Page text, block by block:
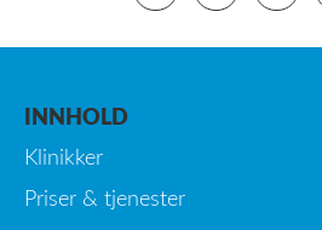
INNHOLD
Klinikker
Priser & tjenester